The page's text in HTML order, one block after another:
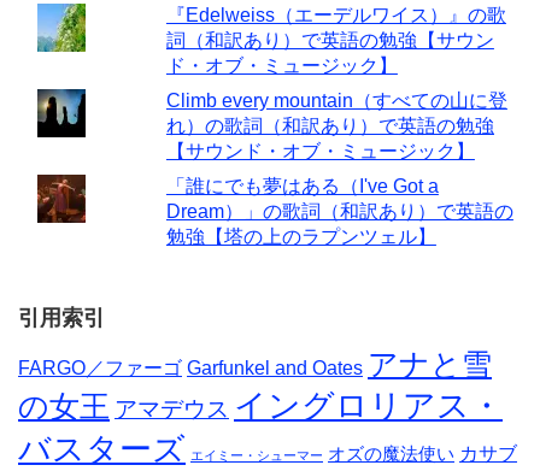
『Edelweiss（エーデルワイス）』の歌
詞（和訳あり）で英語の勉強【サウン
ド・オブ・ミュージック】
Climb every mountain（すべての山に登
れ）の歌詞（和訳あり）で英語の勉強
【サウンド・オブ・ミュージック】
「誰にでも夢はある（I've Got a
Dream）」の歌詞（和訳あり）で英語の
勉強【塔の上のラプンツェル】
引用索引
FARGO／ファーゴ Garfunkel and Oates アナと雪
の女王 アマデウス イングロリアス・
バスターズ エイミー・シューマー オズの魔法使い カサブ